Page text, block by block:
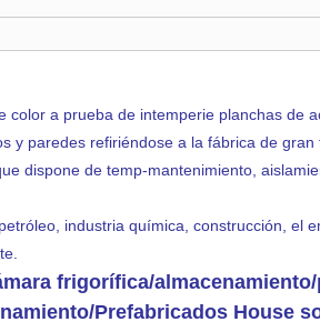
a prueba de intemperie planchas de
paredes refiriéndose a la fábrica de
dispone de temp-mantenimiento,
industria química, construcción, el
frigorífica/
Prefabricados House